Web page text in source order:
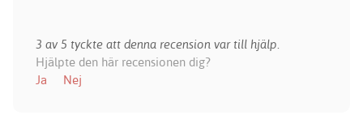
3 av 5 tyckte att denna recension var till hjälp.
Hjälpte den här recensionen dig?
Ja
Nej